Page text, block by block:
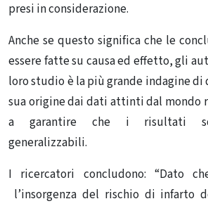
presi in considerazione.
Anche se questo significa che le
essere fatte su causa ed effetto, gli
loro studio è la più grande indagine di
sua origine dai dati attinti dal mondo
a garantire che i risultati
generalizzabili.
I ricercatori concludono: “Dato
l’insorgenza del rischio di infarto